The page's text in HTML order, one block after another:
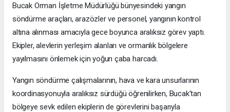
Bucak Orman İşletme Müdürlüğü bünyesindeki yangın
söndürme araçları, arazözler ve personel, yangının kontrol
altına alınması amacıyla gece boyunca aralıksız görev yaptı.
Ekipler, alevlerin yerleşim alanları ve ormanlık bölgelere
yayılmasını önlemek için yoğun çaba harcadı.
Yangın söndürme çalışmalarının, hava ve kara unsurlarının
koordinasyonuyla aralıksız sürdüğü öğrenilirken, Bucak'tan
bölgeye sevk edilen ekiplerin de görevlerini başarıyla